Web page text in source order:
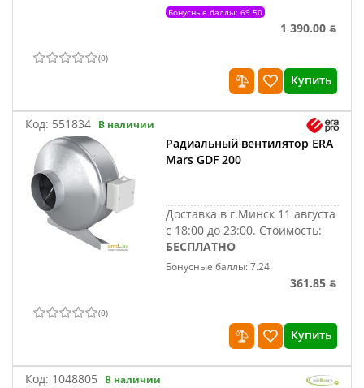
Бонусные баллы: 69.50
1 390.00 ƃ
(0)
Купить
Код: 551834 В наличии
Радиальный вентилятор ERA
Mars GDF 200
Доставка в г.Минск 11 августа
с 18:00 до 23:00. Стоимость:
БЕСПЛАТНО
Бонусные баллы: 7.24
361.85 ƃ
(0)
Купить
Код: 1048805 В наличии